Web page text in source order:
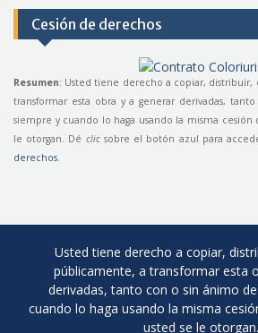
Cesión de derechos
Resumen: Usted tiene derecho a copiar,
transformar esta obra y a generar derivadas,
siempre y cuando lo haga usando la misma cesión
le otorgan. Dé clicsobre el botón azul para
derechos
Usted tiene derecho a copiar,
públicamente, a transformar esta
derivadas, tanto con o sin ánimo
cuando lo haga usando la misma
usted se le otorgan.